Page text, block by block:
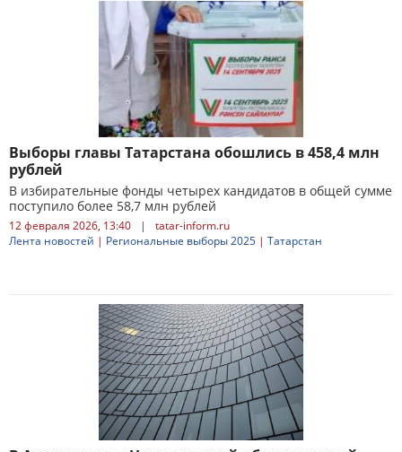
Выборы главы Татарстана обошлись в 458,4 млн
рублей
В избирательные фонды четырех кандидатов в общей сумме
поступило более 58,7 млн рублей
12 февраля 2026, 13:40 |
tatar-inform.ru
Лента новостей | Региональные выборы 2025 | Татарстан